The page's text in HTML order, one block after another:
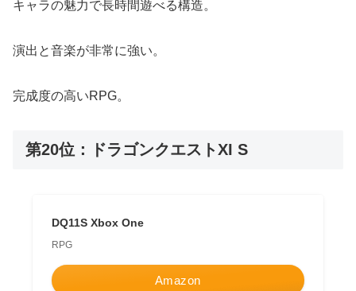
キャラの魅力で長時間遊べる構造。
演出と音楽が非常に強い。
完成度の高いRPG。
第20位：ドラゴンクエストXI S
DQ11S Xbox One
RPG
Amazon